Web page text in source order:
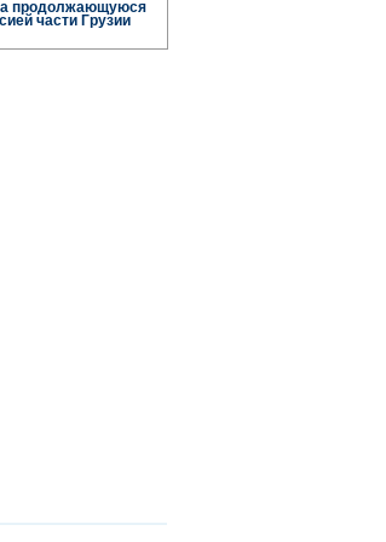
продолжающуюся
части Грузии